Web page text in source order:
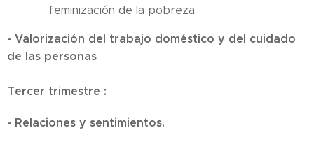
feminización de la pobreza.
- Valorización del trabajo doméstico y del cuidado
de las personas
Tercer trimestre :
- Relaciones y sentimientos.